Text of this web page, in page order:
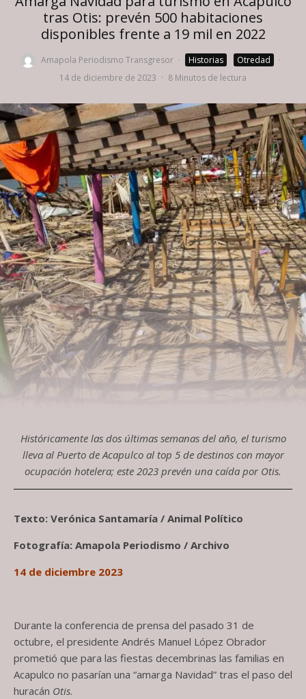
tras Otis: prevén 500 habitaciones
disponibles frente a 19 mil en 2022
Amapola Periodismo Transgresor · Historias Otredad
·
14 de diciembre de 2023 · 8 Minutos de lectura
Históricamente las dos últimas semanas del año, el turismo
lleva al Puerto de Acapulco al top 5 de destinos con mayor
ocupación hotelera; este 2023 prevén una caída por Otis.
Texto: Verónica Santamaría / Animal Político
Fotografía: Amapola Periodismo / Archivo
14 de diciembre 2023
Durante la conferencia de prensa del pasado 31 de
octubre, el presidente Andrés Manuel López Obrador
prometió que para las fiestas decembrinas las familias en
Acapulco no pasarían una “amarga Navidad” tras el paso del
huracán Otis.